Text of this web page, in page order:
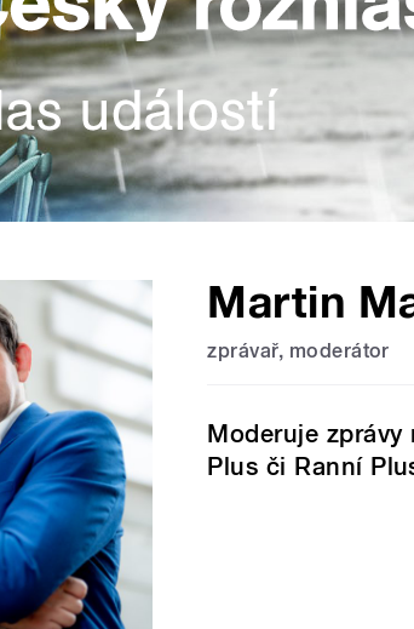
Martin
zprávař, moderátor
Moderuje zprávy
Plus či Ranní